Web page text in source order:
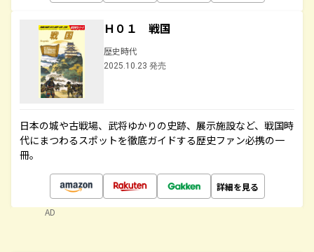
Ｈ０１ 戦国
歴史時代
2025.10.23 発売
日本の城や古戦場、武将ゆかりの史跡、展示施設など、戦国時
代にまつわるスポットを徹底ガイドする歴史ファン必携の一
冊。
詳細を見る
AD